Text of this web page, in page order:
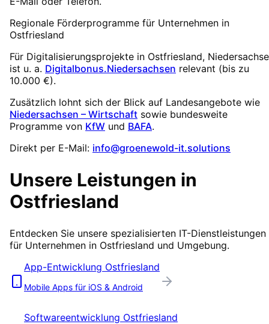
Regionale Förderprogramme für Unternehmen in
Ostfriesland
Für Digitalisierungsprojekte in Ostfriesland,
ist u. a. Digitalbonus.Niedersachsen relevant (bis zu
10.000 €).
Zusätzlich lohnt sich der Blick auf Landesangebote wie
Niedersachsen – Wirtschaft sowie bundesweite
Programme von KfW und BAFA.
Direkt per E-Mail: info@groenewold-it.solutions
Unsere Leistungen in
Ostfriesland
Entdecken Sie unsere spezialisierten IT-Dienstleistungen
für Unternehmen in Ostfriesland und Umgebung.
App-Entwicklung Ostfriesland
Mobile Apps für iOS & Android
Softwareentwicklung Ostfriesland